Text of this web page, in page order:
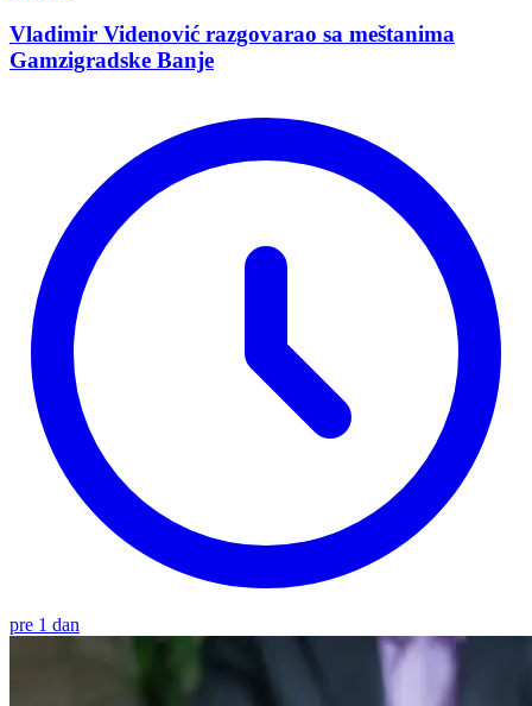
Vladimir Vidеnović razgovarao sa mеštanima
Gamzigradskе Banjе
pre 1 dan